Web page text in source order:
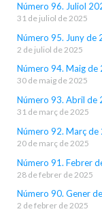
Número 96. Juliol
31 de juliol de 2025
Número 95. Juny de
2 de juliol de 2025
Número 94. Maig de
30 de maig de 2025
Número 93. Abril de
31 de març de 2025
Número 92. Març de
20 de març de 2025
Número 91. Febrer
28 de febrer de 2025
Número 90. Gener
2 de febrer de 2025